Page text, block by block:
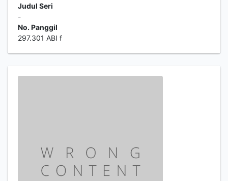
Judul Seri
-
No. Panggil
297.301 ABI f